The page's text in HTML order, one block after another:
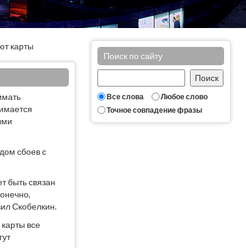
Поиск по сайту
Все слова
Любое слово
Точное совпадение фразы
карты
сбоев с
быть связан
Скобелкин.
все